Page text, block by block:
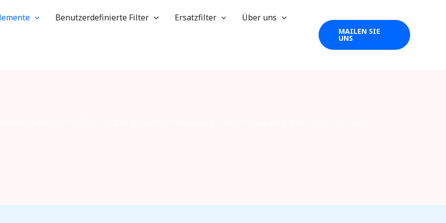
Benutzerdefinierte Filter Ersatzfilter Über uns
MAILEN SIE
UNS